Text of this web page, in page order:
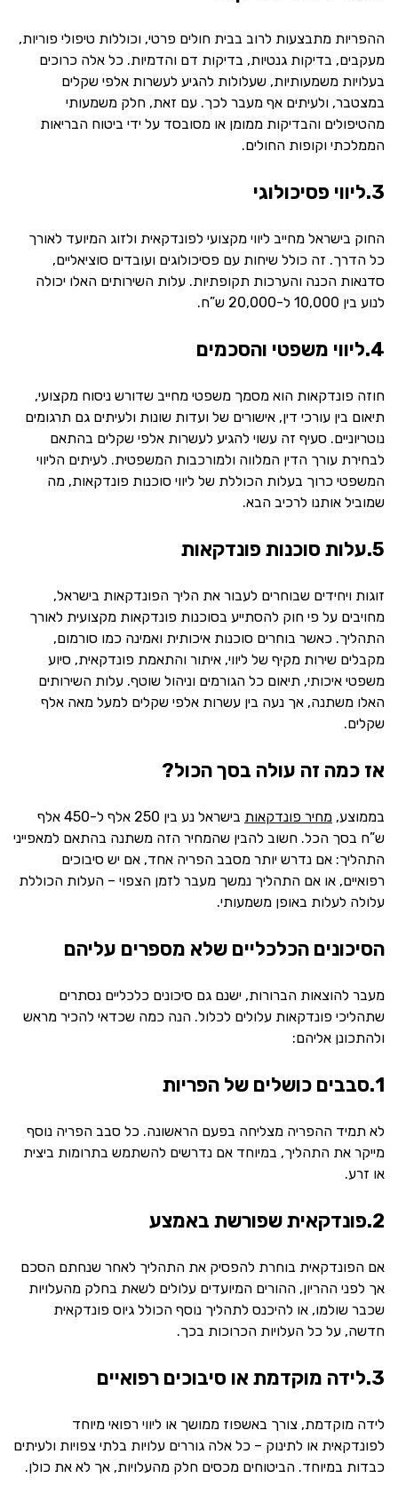
ההפריות מתבצעות לרוב בבית חולים פרטי, וכוללות טיפולי פוריות,
מעקבים, בדיקות גנטיות, בדיקות דם והדמיות. כל אלה כרוכים
בעלויות משמעותיות, שעלולות להגיע לעשרות אלפי שקלים
במצטבר, ולעיתים אף מעבר לכך. עם זאת, חלק משמעותי
מהטיפולים והבדיקות ממומן או מסובסד על ידי ביטוח הבריאות
הממלכתי וקופות החולים.
3.ליווי פסיכולוגי
החוק בישראל מחייב ליווי מקצועי לפונדקאית ולזוג המיועד לאורך
כל הדרך. זה כולל שיחות עם פסיכולוגים ועובדים סוציאליים,
סדנאות הכנה והערכות תקופתיות. עלות השירותים האלו יכולה
לנוע בין 10,000 ל-20,000 ש”ח.
4.ליווי משפטי והסכמים
חוזה פונדקאות הוא מסמך משפטי מחייב שדורש ניסוח מקצועי,
תיאום בין עורכי דין, אישורים של ועדות שונות ולעיתים גם תרגומים
נוטריוניים. סעיף זה עשוי להגיע לעשרות אלפי שקלים בהתאם
לבחירת עורך הדין המלווה ולמורכבות המשפטית. לעיתים הליווי
המשפטי כרוך בעלות הכוללת של ליווי סוכנות פונדקאות, מה
שמוביל אותנו לרכיב הבא.
5.עלות סוכנות פונדקאות
זוגות ויחידים שבוחרים לעבור את הליך הפונדקאות בישראל,
מחויבים על פי חוק להסתייע בסוכנות פונדקאות מקצועית לאורך
התהליך. כאשר בוחרים סוכנות איכותית ואמינה כמו סורמום,
מקבלים שירות מקיף של ליווי, איתור והתאמת פונדקאית, סיוע
משפטי איכותי, תיאום כל הגורמים וניהול שוטף. עלות השירותים
האלו משתנה, אך נעה בין עשרות אלפי שקלים למעל מאה אלף
שקלים.
אז כמה זה עולה בסך הכול?
בממוצע, מחיר פונדקאות
בישראל נע בין 250 אלף ל-450 אלף
ש”ח בסך הכל. חשוב להבין שהמחיר הזה משתנה בהתאם למאפייני
התהליך: אם נדרש יותר מסבב הפריה אחד, אם יש סיבוכים
רפואיים, או אם התהליך נמשך מעבר לזמן הצפוי – העלות הכוללת
עלולה לעלות באופן משמעותי.
הסיכונים הכלכליים שלא מספרים עליהם
מעבר להוצאות הברורות, ישנם גם סיכונים כלכליים נסתרים
שתהליכי פונדקאות עלולים לכלול. הנה כמה שכדאי להכיר מראש
ולהתכונן אליהם:
1.סבבים כושלים של הפריות
לא תמיד ההפריה מצליחה בפעם הראשונה. כל סבב הפריה נוסף
מייקר את התהליך, במיוחד אם נדרשים להשתמש בתרומות ביצית
או זרע.
2.פונדקאית שפורשת באמצע
אם הפונדקאית בוחרת להפסיק את התהליך לאחר שנחתם הסכם
אך לפני ההריון, ההורים המיועדים עלולים לשאת בחלק מהעלויות
שכבר שולמו, או להיכנס לתהליך נוסף הכולל גיוס פונדקאית
חדשה, על כל העלויות הכרוכות בכך.
3.לידה מוקדמת או סיבוכים רפואיים
לידה מוקדמת, צורך באשפוז ממושך או ליווי רפואי מיוחד
לפונדקאית או לתינוק – כל אלה גוררים עלויות בלתי צפויות ולעיתים
כבדות במיוחד. הביטוחים מכסים חלק מהעלויות, אך לא את כולן.